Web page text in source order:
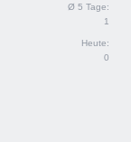
Ø 5 Tage:
1
Heute:
0